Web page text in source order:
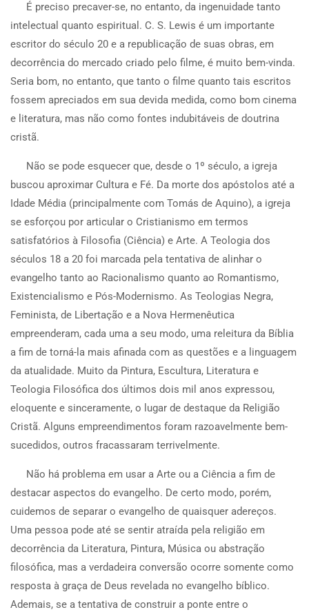
É preciso precaver-se, no entanto, da ingenuidade tanto
intelectual quanto espiritual. C. S. Lewis é um importante
escritor do século 20 e a republicação de suas obras, em
decorrência do mercado criado pelo filme, é muito bem-vinda.
Seria bom, no entanto, que tanto o filme quanto tais escritos
fossem apreciados em sua devida medida, como bom cinema
e literatura, mas não como fontes indubitáveis de doutrina
cristã.
Não se pode esquecer que, desde o 1º século, a igreja
buscou aproximar Cultura e Fé. Da morte dos apóstolos até a
Idade Média (principalmente com Tomás de Aquino), a igreja
se esforçou por articular o Cristianismo em termos
satisfatórios à Filosofia (Ciência) e Arte. A Teologia dos
séculos 18 a 20 foi marcada pela tentativa de alinhar o
evangelho tanto ao Racionalismo quanto ao Romantismo,
Existencialismo e Pós-Modernismo. As Teologias Negra,
Feminista, de Libertação e a Nova Hermenêutica
empreenderam, cada uma a seu modo, uma releitura da Bíblia
a fim de torná-la mais afinada com as questões e a linguagem
da atualidade. Muito da Pintura, Escultura, Literatura e
Teologia Filosófica dos últimos dois mil anos expressou,
eloquente e sinceramente, o lugar de destaque da Religião
Cristã. Alguns empreendimentos foram razoavelmente bem-
sucedidos, outros fracassaram terrivelmente.
Não há problema em usar a Arte ou a Ciência a fim de
destacar aspectos do evangelho. De certo modo, porém,
cuidemos de separar o evangelho de quaisquer adereços.
Uma pessoa pode até se sentir atraída pela religião em
decorrência da Literatura, Pintura, Música ou abstração
filosófica, mas a verdadeira conversão ocorre somente como
resposta à graça de Deus revelada no evangelho bíblico.
Ademais, se a tentativa de construir a ponte entre o